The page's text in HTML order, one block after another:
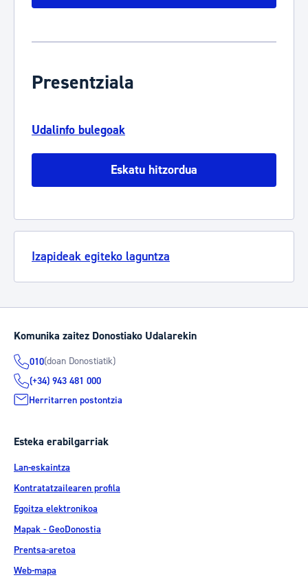
Presentziala
Udalinfo bulegoak
Eskatu hitzordua
Izapideak egiteko laguntza
Komunika zaitez Donostiako Udalarekin
010(doan Donostiatik)
(+34) 943 481 000
Herritarren postontzia
Esteka erabilgarriak
Lan-eskaintza
Kontratatzailearen profila
Egoitza elektronikoa
Mapak - GeoDonostia
Prentsa-aretoa
Web-mapa